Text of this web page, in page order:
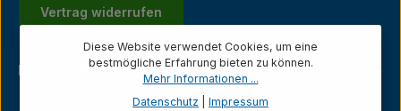
Vertrag widerrufen
Kundenservice
Diese Website verwendet Cookies, um eine
bestmögliche Erfahrung bieten zu können.
Mehr Informationen ...
Datenschutz
Impressum